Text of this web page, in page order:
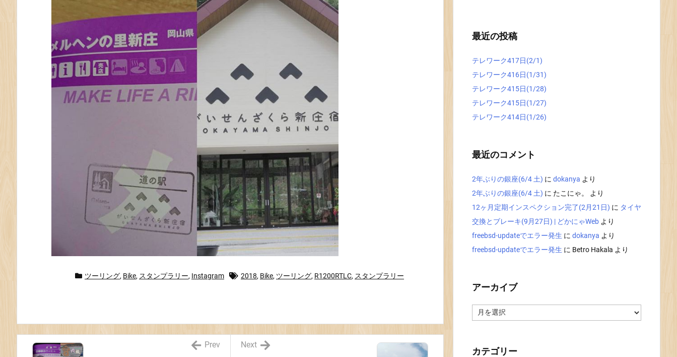
ツーリング, Bike, スタンプラリー, Instagram 2018, Bike, ツーリング, R1200RTLC, スタンプラリー
Next
Prev
最近の投稿
テレワーク417日(2/1)
テレワーク416日(1/31)
テレワーク415日(1/28)
テレワーク415日(1/27)
テレワーク414日(1/26)
最近のコメント
2年ぶりの銀座(6/4 土) に dokanya より
2年ぶりの銀座(6/4 土) に たこにゃ。
より
12ヶ月定期インスペクション完了(2月21日) に タイヤ
交換とブレーキ(9月27日) | どかにゃWeb より
freebsd-updateでエラー発生 に dokanya より
freebsd-updateでエラー発生 に Betro Hakala より
アーカイブ
ー
カテゴリー